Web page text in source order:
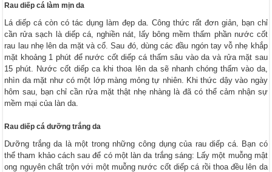
Rau diếp cá làm mịn da
Lá diếp cá còn có tác dụng làm đẹp da. Công thức rất đơn giản, bạn chỉ
cần rửa sạch là diếp cá, nghiền nát, lấy bông mềm thấm phần nước cốt
rau lau nhẹ lên da mặt và cổ. Sau đó, dùng các đầu ngón tay vỗ nhẹ khắp
mặt khoảng 1 phút để nước cốt diếp cá thấm sâu vào da và rửa mặt sau
15 phút. Nước cốt diếp ca khi thoa lên da sẽ nhanh chóng thấm vào da,
nhìn da mặt như có một lớp màng mỏng tự nhiên. Khi thức dậy vào ngày
hôm sau, bạn chỉ cần rửa mặt thật nhẹ nhàng là đã có thể cảm nhận sự
mềm mại của làn da.
Rau diếp cá dưỡng trắng da
Dưỡng trắng da là một trong những công dụng của rau diếp cá. Bạn có
thể tham khảo cách sau để có một làn da trắng sáng: Lấy một muỗng mật
ong nguyên chất trộn với một muỗng nước cốt diếp cá rồi thoa đều lên da